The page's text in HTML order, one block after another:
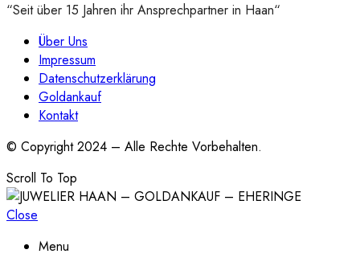
“Seit über 15 Jahren ihr Ansprechpartner in Haan“
Über Uns
Impressum
Datenschutzerklärung
Goldankauf
Kontakt
© Copyright 2024 – Alle Rechte Vorbehalten.
Scroll To Top
Close
Menu